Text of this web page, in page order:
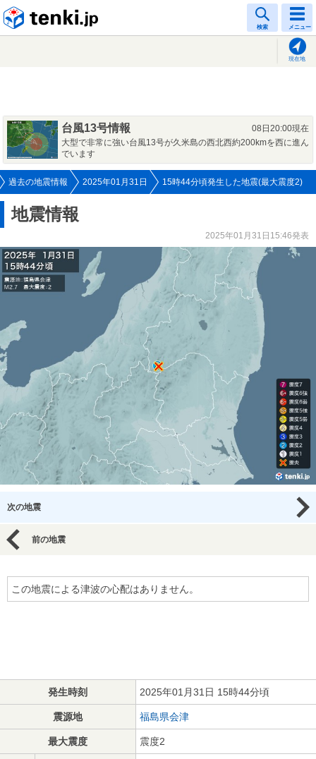
検索 メニュー
現在地
台風13号情報
08日20:00現在
大型で非常に強い台風13号が久米島の西北西約200kmを西に進ん
でいます
過去の地震情報 2025年01月31日 15時44分頃発生した地震(最大震度2)
地震情報
2025年01月31日15:46発表
次の地震
前の地震
この地震による津波の心配はありません。
発生時刻 2025年01月31日 15時44分頃
震源地 福島県会津
最大震度 震度2